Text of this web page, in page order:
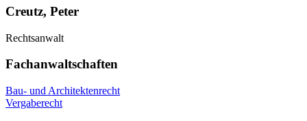
Creutz, Peter
Rechtsanwalt
Fachanwaltschaften
Bau- und Architektenrecht
Vergaberecht